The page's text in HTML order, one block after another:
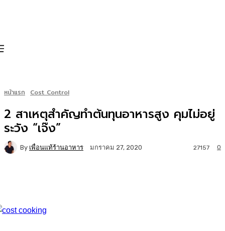
หน้าแรก Cost Control
2 สาเหตุสำคัญทำต้นทุนอาหารสูง คุมไม่อยู่
ระวัง “เจ๊ง”
By เพื่อนแท้ร้านอาหาร มกราคม 27, 2020 0
27157